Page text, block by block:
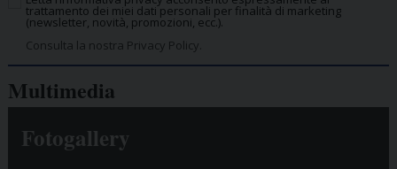
trattamento dei miei dati personali per finalità di marketing
(newsletter, novità, promozioni, ecc.).
Consulta la nostra Privacy Policy.
Multimedia
Fotogallery